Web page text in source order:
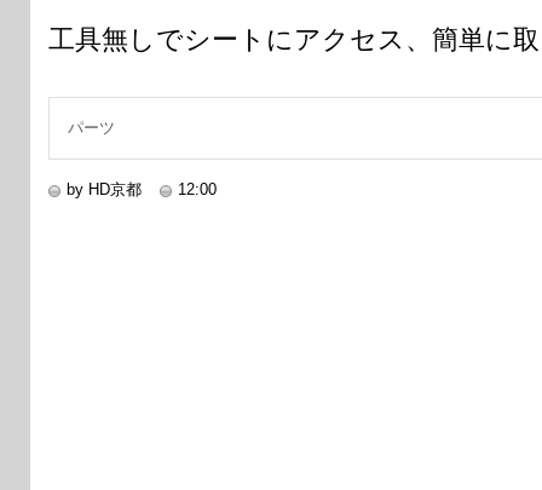
工具無しでシートにアクセス、簡単に
パーツ
by HD京都 12:00